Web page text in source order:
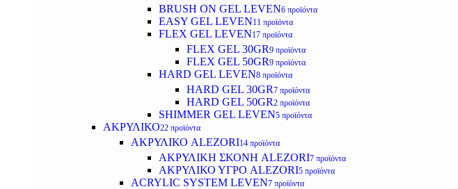
BRUSH ON GEL LEVEN6 προϊόντα
EASY GEL LEVEN11 προϊόντα
FLEX GEL LEVEN17 προϊόντα
FLEX GEL 30GR9 προϊόντα
FLEX GEL 50GR9 προϊόντα
HARD GEL LEVEN8 προϊόντα
HARD GEL 30GR7 προϊόντα
HARD GEL 50GR2 προϊόντα
SHIMMER GEL LEVEN5 προϊόντα
ΑΚΡΥΛΙΚΟ22 προϊόντα
ΑΚΡΥΛΙΚΟ ALEZORI14 προϊόντα
ΑΚΡΥΛΙΚΗ ΣΚΟΝΗ ALEZORI7 προϊόντα
ΑΚΡΥΛΙΚΟ ΥΓΡΟ ALEZORI5 προϊόντα
ACRYLIC SYSTEM LEVEN7 προϊόντα